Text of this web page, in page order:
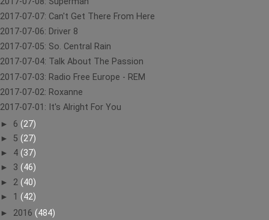
2017-07-07: Can't Get There From Here
2017-07-06: Driver 8
2017-07-05: So. Central Rain
2017-07-04: Talk About The Passion
2017-07-03: Radio Free Europe - REM
2017-07-02: Roxanne
2017-07-01: It's Alright For You
► 6 (27)
► 5 (27)
► 4 (37)
► 3 (46)
► 2 (40)
► 1 (42)
► 2016 (484)